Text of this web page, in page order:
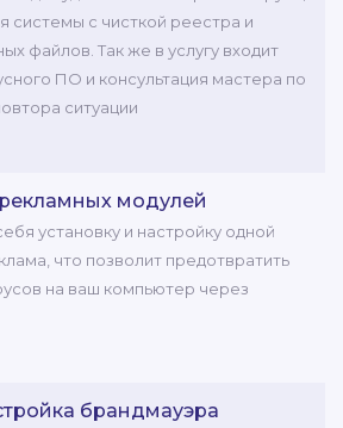
системы с чисткой реестра и
файлов. Так же в услугу входит
ПО и консультация мастера по
ситуации
модулей
установку и настройку одной
что позволит предотвратить
на ваш компьютер через
брандмауэра